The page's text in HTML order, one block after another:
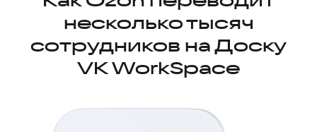
несколько тысяч
сотрудников на Доску
VK WorkSpace